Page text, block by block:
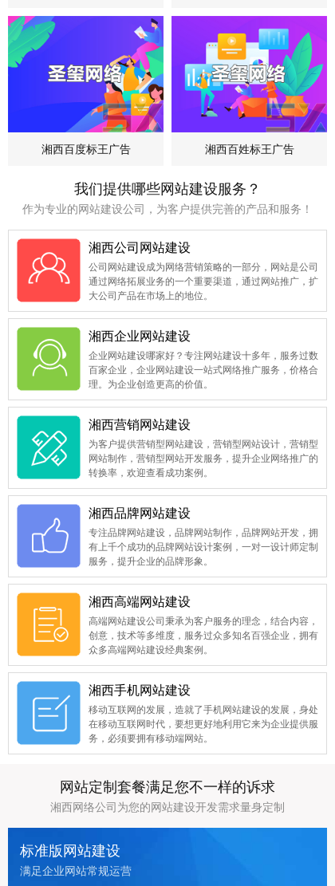
湘西百度标王广告 湘西百姓标王广告
我们提供哪些网站建设服务？
作为专业的网站建设公司，为客户提供完善的产品和服务！
湘西公司网站建设
公司网站建设成为网络营销策略的一部分，网站是公司
通过网络拓展业务的一个重要渠道，通过网站推广，扩
大公司产品在市场上的地位。
湘西企业网站建设
企业网站建设哪家好？专注网站建设十多年，服务过数
百家企业，企业网站建设一站式网络推广服务，价格合
理。为企业创造更高的价值。
湘西营销网站建设
为客户提供营销型网站建设，营销型网站设计，营销型
网站制作，营销型网站开发服务，提升企业网络推广的
转换率，欢迎查看成功案例。
湘西品牌网站建设
专注品牌网站建设，品牌网站制作，品牌网站开发，拥
有上千个成功的品牌网站设计案例，一对一设计师定制
服务，提升企业的品牌形象。
湘西高端网站建设
高端网站建设公司秉承为客户服务的理念，结合内容，
创意，技术等多维度，服务过众多知名百强企业，拥有
众多高端网站建设经典案例。
湘西手机网站建设
移动互联网的发展，造就了手机网站建设的发展，身处
在移动互联网时代，要想更好地利用它来为企业提供服
务，必须要拥有移动端网站。
网站定制套餐满足您不一样的诉求
湘西网络公司为您的网站建设开发需求量身定制
标准版网站建设
满足企业网站常规运营